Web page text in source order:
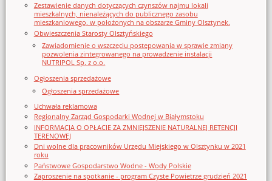
Zestawienie danych dotyczących czynszów najmu lokali
mieszkalnych, nienależących do publicznego zasobu
mieszkaniowego, w położonych na obszarze Gminy Olsztynek.
Obwieszczenia Starosty Olsztyńskiego
Zawiadomienie o wszczęciu postępowania w sprawie zmiany
pozwolenia zintegrowanego na prowadzenie instalacji
NUTRIPOL Sp. z o.o.
Ogłoszenia sprzedażowe
Ogłoszenia sprzedażowe
Uchwała reklamowa
Regionalny Zarząd Gospodarki Wodnej w Białymstoku
INFORMACJA O OPŁACIE ZA ZMNIEJSZENIE NATURALNEJ RETENCJI
TERENOWEJ
Dni wolne dla pracowników Urzędu Miejskiego w Olsztynku w 2021
roku
Państwowe Gospodarstwo Wodne - Wody Polskie
Zaproszenie na spotkanie - program Czyste Powietrze grudzień 2021